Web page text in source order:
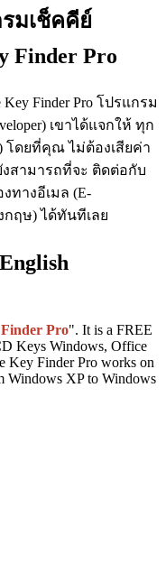
มเช็คคีย์
Finder Pro
Finder Pro โปรแกรม
เขาได้แจกให้ ทุก
โดยที่คุณ ไม่ต้องเสียค่า
สามารถที่จะ ติดต่อกับ
ทางอีเมล (E-
งกฤษ) ได้ทันทีเลย
Pro". It is a FREE
Keys Windows, Office
Key Finder Pro works on
Windows XP to Windows